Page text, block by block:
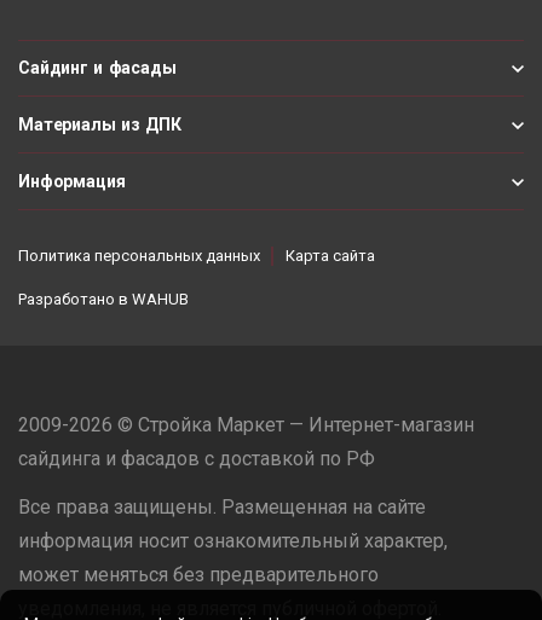
Сайдинг и фасады
Материалы из ДПК
Информация
Политика персональных данных Карта сайта
Разработано в WAHUB
2009-2026 © Стройка Маркет — Интернет-магазин
сайдинга и фасадов с доставкой по РФ
Все права защищены. Размещенная на сайте
информация носит ознакомительный характер,
может меняться без предварительного